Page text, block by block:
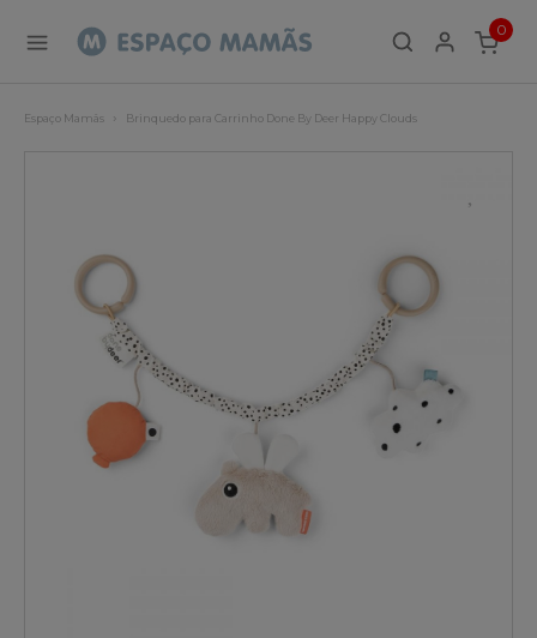
0
ITEMS
Espaço Mamãs Brinquedo para Carrinho Done By Deer Happy Clouds